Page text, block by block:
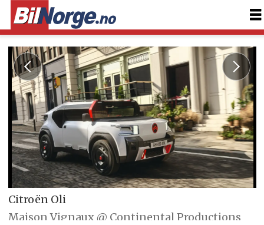
Citroën Oli
Maison Vignaux @ Continental Productions